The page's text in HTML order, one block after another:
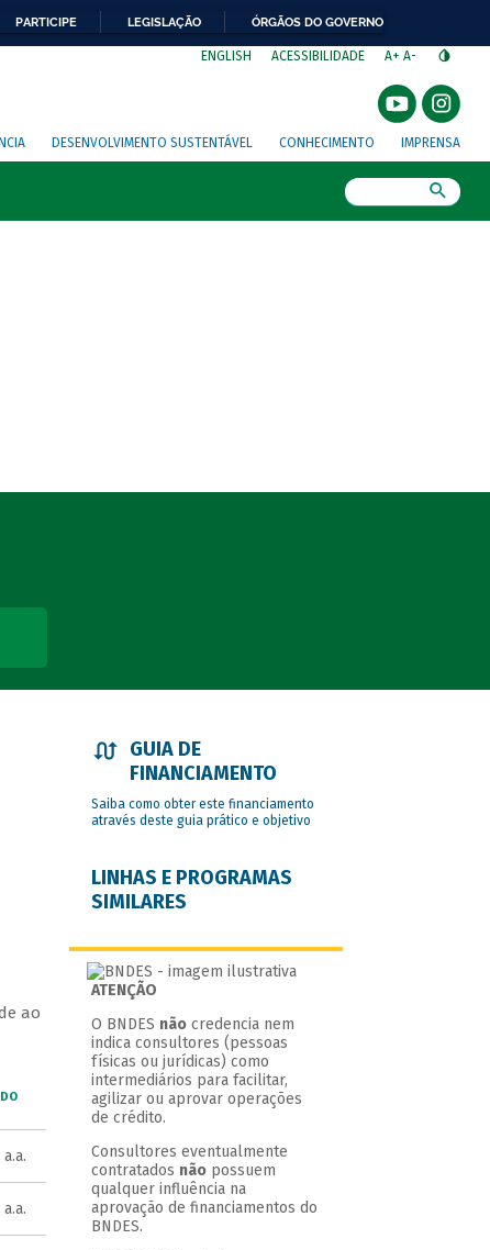
PARTICIPE LEGISLAÇÃO ÓRGÃOS DO GOVERNO
ENGLISH ACESSIBILIDADE A+ A-
DESENVOLVIMENTO SUSTENTÁVEL CONHECIMENTO IMPRENSA
ao
GUIA DE
FINANCIAMENTO
Saiba como obter este financiamento
através deste guia prático e objetivo
LINHAS E PROGRAMAS
SIMILARES
ATENÇÃO
O BNDES não credencia nem
indica consultores (pessoas
físicas ou jurídicas) como
intermediários para facilitar,
agilizar ou aprovar operações
de crédito.
Consultores eventualmente
contratados não possuem
qualquer influência na
aprovação de financiamentos do
BNDES.